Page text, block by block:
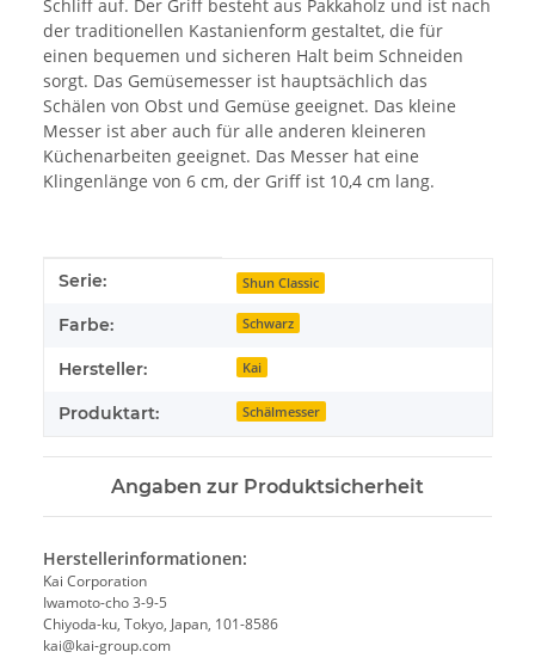
Schliff auf. Der Griff besteht aus Pakkaholz und ist nach
der traditionellen Kastanienform gestaltet, die für
einen bequemen und sicheren Halt beim Schneiden
sorgt. Das Gemüsemesser ist hauptsächlich das
Schälen von Obst und Gemüse geeignet. Das kleine
Messer ist aber auch für alle anderen kleineren
Küchenarbeiten geeignet. Das Messer hat eine
Klingenlänge von 6 cm, der Griff ist 10,4 cm lang.
Produkteigenschaft
Wert
Serie: Shun Classic
Farbe: Schwarz
Hersteller: Kai
Produktart: Schälmesser
Angaben zur Produktsicherheit
Herstellerinformationen:
Kai Corporation
Iwamoto-cho 3-9-5
Chiyoda-ku, Tokyo, Japan, 101-8586
kai@kai-group.com